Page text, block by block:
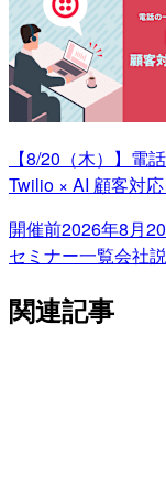
【8/20（木）】電
Twilio × AI 顧客対
開催前2026年8月
セミナー一覧会社
関連記事